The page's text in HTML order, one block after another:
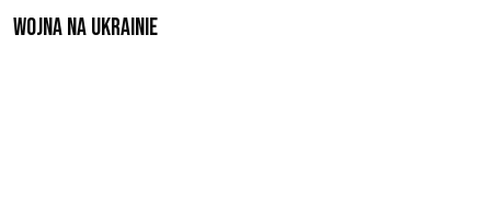
Wojna na Ukrainie